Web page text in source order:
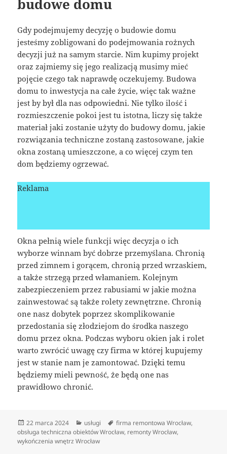
budowe domu
Gdy podejmujemy decyzję o budowie domu
jesteśmy zobligowani do podejmowania rożnych
decyzji już na samym starcie. Nim kupimy projekt
oraz zajmiemy się jego realizacją musimy mieć
pojęcie czego tak naprawdę oczekujemy. Budowa
domu to inwestycja na całe życie, więc tak ważne
jest by był dla nas odpowiedni. Nie tylko ilość i
rozmieszczenie pokoi jest tu istotna, liczy się także
materiał jaki zostanie użyty do budowy domu, jakie
rozwiązania techniczne zostaną zastosowane, jakie
okna zostaną umieszczone, a co więcej czym ten
dom będziemy ogrzewać.
Reklama
Okna pełnią wiele funkcji więc decyzja o ich
wyborze winnam być dobrze przemyślana. Chronią
przed zimnem i gorącem, chronią przed wrzaskiem,
a także strzegą przed włamaniem. Kolejnym
zabezpieczeniem przez rabusiami w jakie można
zainwestować są także rolety zewnętrzne. Chronią
one nasz dobytek poprzez skomplikowanie
przedostania się złodziejom do środka naszego
domu przez okna. Podczas wyboru okien jak i rolet
warto zwrócić uwagę czy firma w której kupujemy
jest w stanie nam je zamontować. Dzięki temu
będziemy mieli pewność, że będą one nas
prawidłowo chronić.
Data
publikacji
22 marca 2024 Kategorie
usługi Tagi
firma remontowa Wrocław,
obsługa techniczna obiektów Wrocław, remonty Wrocław,
wykończenia wnętrz Wrocław